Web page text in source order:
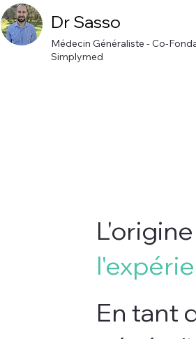
Dr Sasso
Médecin Généraliste - Co-
Simplymed
En tant